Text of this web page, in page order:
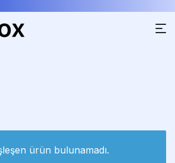
ürün bulunamadı.